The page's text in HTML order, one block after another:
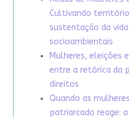
Cultivando
sustentação da
socioambientais
Mulheres, eleições
entre a retórica da
direitos
Quando as
patriarcado reage: